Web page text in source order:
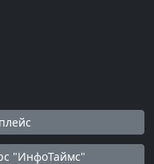
"ИнфоТаймс"